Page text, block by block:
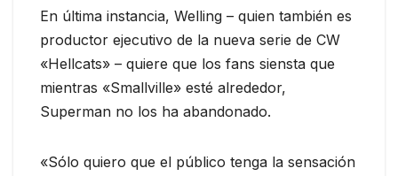
En última instancia, Welling – quien también es
productor ejecutivo de la nueva serie de CW
«Hellcats» – quiere que los fans siensta que
mientras «Smallville» esté alrededor,
Superman no los ha abandonado.
«Sólo quiero que el público tenga la sensación